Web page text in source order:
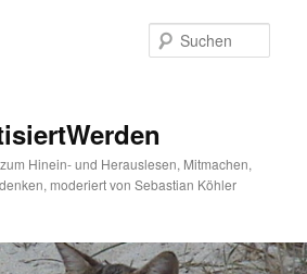
Hinein- und Herauslesen, Mitmachen,
moderiert von Sebastian Köhler